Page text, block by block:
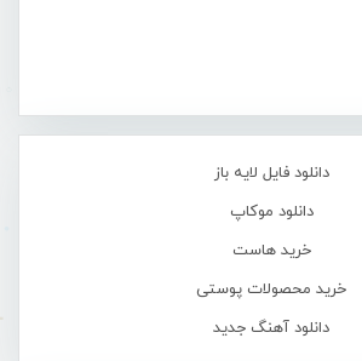
دانلود فایل لایه باز
دانلود موکاپ
خرید هاست
خرید محصولات پوستی
دانلود آهنگ جدید